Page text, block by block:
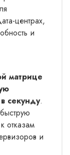
центрах,
и
матрице
секунду.
отказам
и